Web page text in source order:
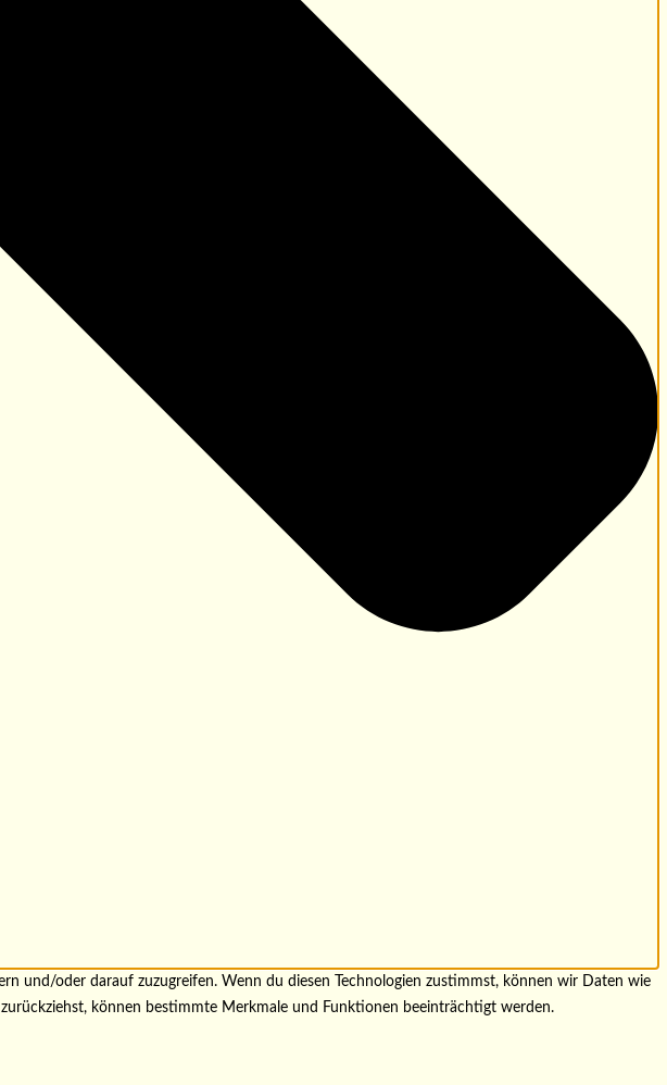
und/oder darauf zuzugreifen. Wenn du diesen Technologien zustimmst, können wir Daten wie
können bestimmte Merkmale und Funktionen beeinträchtigt werden.